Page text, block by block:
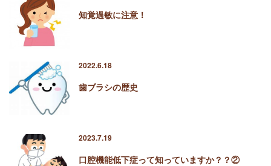
知覚過敏に注意！
2022.6.18
歯ブラシの歴史
2023.7.19
口腔機能低下症って知っていますか？？②